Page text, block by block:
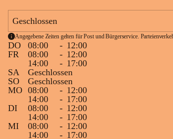
Geschlossen
Angegebene Zeiten gelten für Post und Bürgerservice.
DO 08:00 - 12:00
FR
08:00 - 12:00
14:00
- 17:00
SA
Geschlossen
SO
Geschlossen
MO 08:00 - 12:00
14:00
- 17:00
DI
08:00 - 12:00
14:00
- 17:00
MI
08:00 - 12:00
14:00
- 17:00